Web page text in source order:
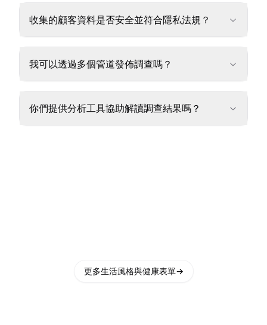
收集的顧客資料是否安全並符合隱私法規？
我可以透過多個管道發佈調查嗎？
你們提供分析工具協助解讀調查結果嗎？
更多生活風格與健康表單→